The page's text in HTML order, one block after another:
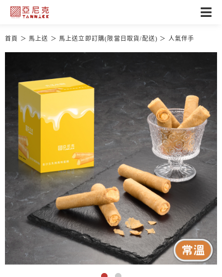
首頁 馬上送 馬上送立即訂購(限當日取貨/配送) 人氣伴手